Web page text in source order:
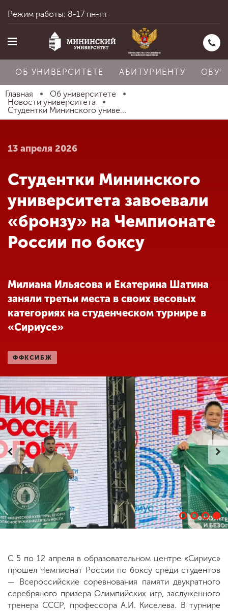
Главная
Абитуриенту
Обучение
Международная
деятельность
деятельности
Студенческая жизнь
Сведения об
образовательной
организации
ENG SPN CHI
+7 (831) 262-26-20
Режим работы: 8-17 пн-пт
ОБ УНИВЕРСИТЕТЕ АБИТУРИЕНТУ
Главная
Об университете
Новости университета
Студентки Мининского униве...
13 апреля 2026
Студентки Мининского
университета завоевали
«бронзу» на Чемпионате
России по боксу
Милиана Ильясова и Екатерина Шатина
заняли третьи места в своих весовых
категориях на студенческом турнире в
«Сириусе»
ФФКСИБЖ
С 5 по 12 апреля в образовательном центре «Сириус»
прошел Чемпионат России по боксу среди студентов
— Всероссийские соревнования памяти двукратного
серебряного призера Олимпийских игр, заслуженного
тренера СССР, профессора А.И. Киселева. В турнире